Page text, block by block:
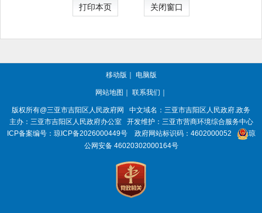
打印本页 关闭窗口
移动版 ｜ 电脑版
网站地图 ｜ 联系我们 ｜
版权所有@三亚市吉阳区人民政府网 中文域名： 三亚市吉阳区人民政府.政务
主办：三亚市吉阳区人民政府办公室
开发维护：三亚市营商环境综合服务中心
ICP备案编号： 琼ICP备2026000449号 政府网站标识码： 4602000052
琼
公网安备 46020302000164号